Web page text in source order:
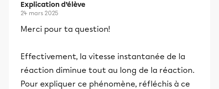
Explication d’élève
24 mars 2025
Merci pour ta question!
Effectivement, la vitesse instantanée de la
réaction diminue tout au long de la réaction.
Pour expliquer ce phénomène, réfléchis à ce